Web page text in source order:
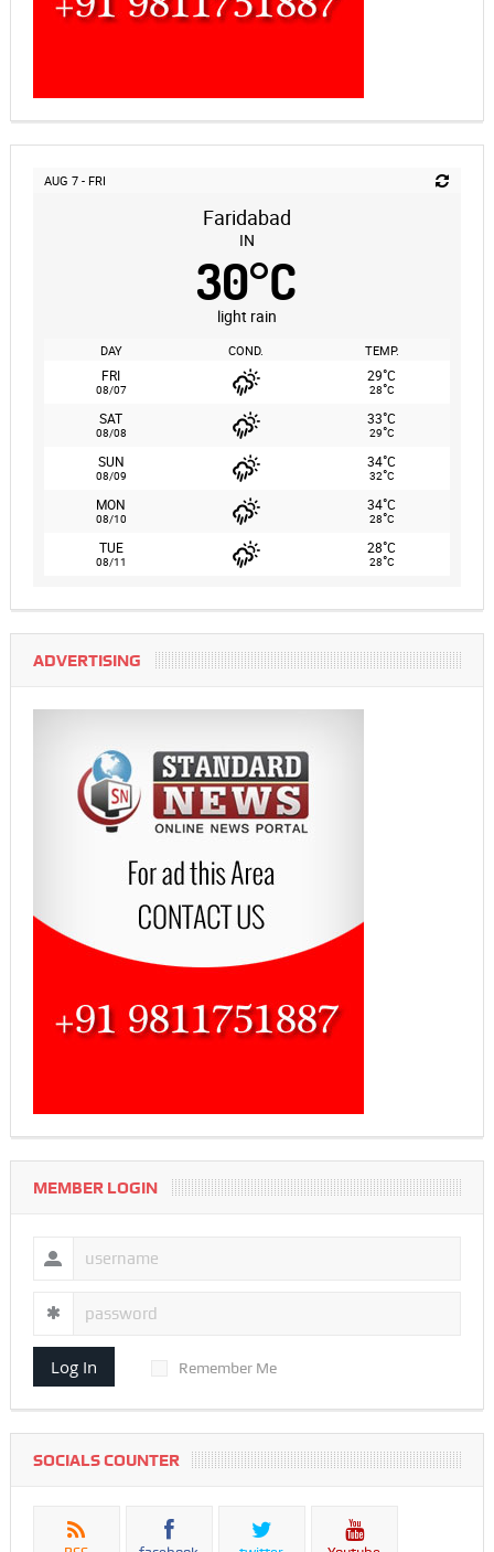
AUG 7 - FRI
Faridabad
IN
30°C
light rain
DAY COND. TEMP.
FRI
08/07
29°C
28°C
SAT
08/08
33°C
29°C
SUN
08/09
34°C
32°C
MON
08/10
34°C
28°C
TUE
08/11
28°C
28°C
ADVERTISING
MEMBER LOGIN
Log In Remember Me
SOCIALS COUNTER